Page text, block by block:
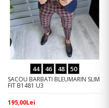
44 46 48 50
SACOU BARBATI BLEUMARIN SLIM
FIT B1481 U3
195,00Lei